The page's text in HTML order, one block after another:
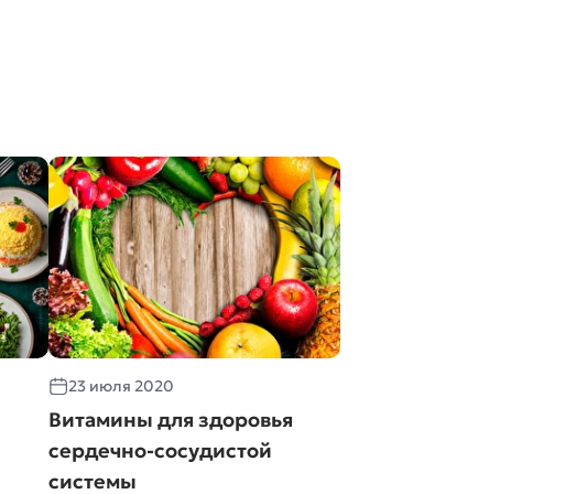
23 июля 2020
Витамины для здоровья
сердечно-сосудистой
системы